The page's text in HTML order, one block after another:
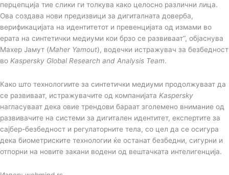
перцепција тие слики ги толкува како целосно различни лица.
Ова создава нови предизвици за дигиталната доверба,
верификацијата на идентитетот и превенцијата од измами во
ерата на синтетички медиуми кои брзо се развиваат“, објаснува
Махер Јамут (Maher Yamout), водечки истражувач за безбедност
во Kaspersky Global Research and Analysis Team.
Како што технологиите за синтетички медиуми продолжуваат да
се развиваат, истражувачите од компанијата Kaspersky
нагласуваат дека овие трендови бараат зголемено внимание од
развивачите на системи за дигитален идентитет, експертите за
сајбер-безбедност и регулаторните тела, со цел да се осигура
дека биометриските технологии ќе останат безбедни, сигурни и
отпорни на новите закани водени од вештачката интелигенција.